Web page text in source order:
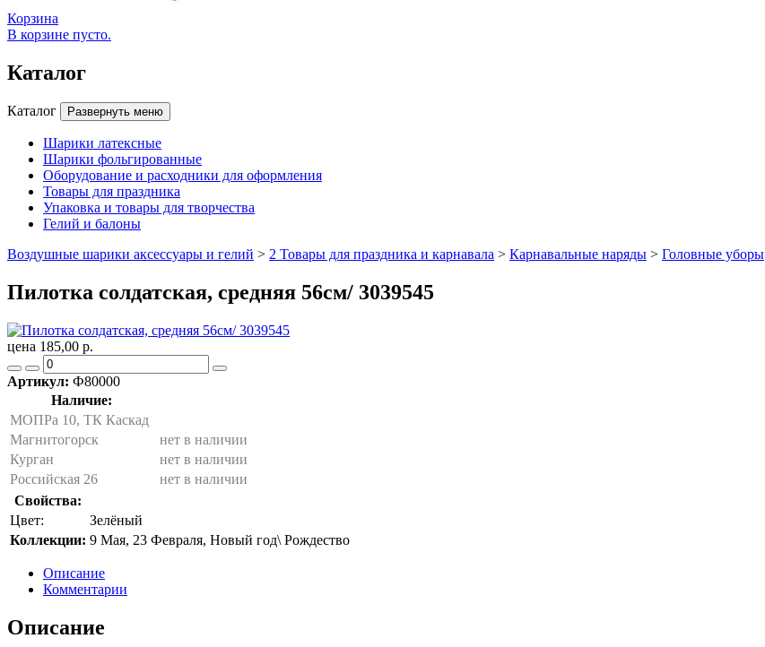
Корзина
В корзине пусто.
Каталог
Каталог Развернуть меню
Шарики латексные
Шарики фольгированные
Оборудование и расходники для оформления
Товары для праздника
Упаковка и товары для творчества
Гелий и балоны
Воздушные шарики аксессуары и гелий > 2 Товары для праздника и карнавала > Карнавальные наряды > Головные уборы
Пилотка солдатская, средняя 56см/ 3039545
цена 185,00 р.
Артикул: Ф80000
Наличие:
МОПРа 10, ТК Каскад
Магнитогорск
нет в наличии
Курган
нет в наличии
Российская 26
нет в наличии
Свойства:
Цвет:
Зелёный
Коллекции: 9 Мая, 23 Февраля, Новый год\ Рождество
Описание
Комментарии
Описание